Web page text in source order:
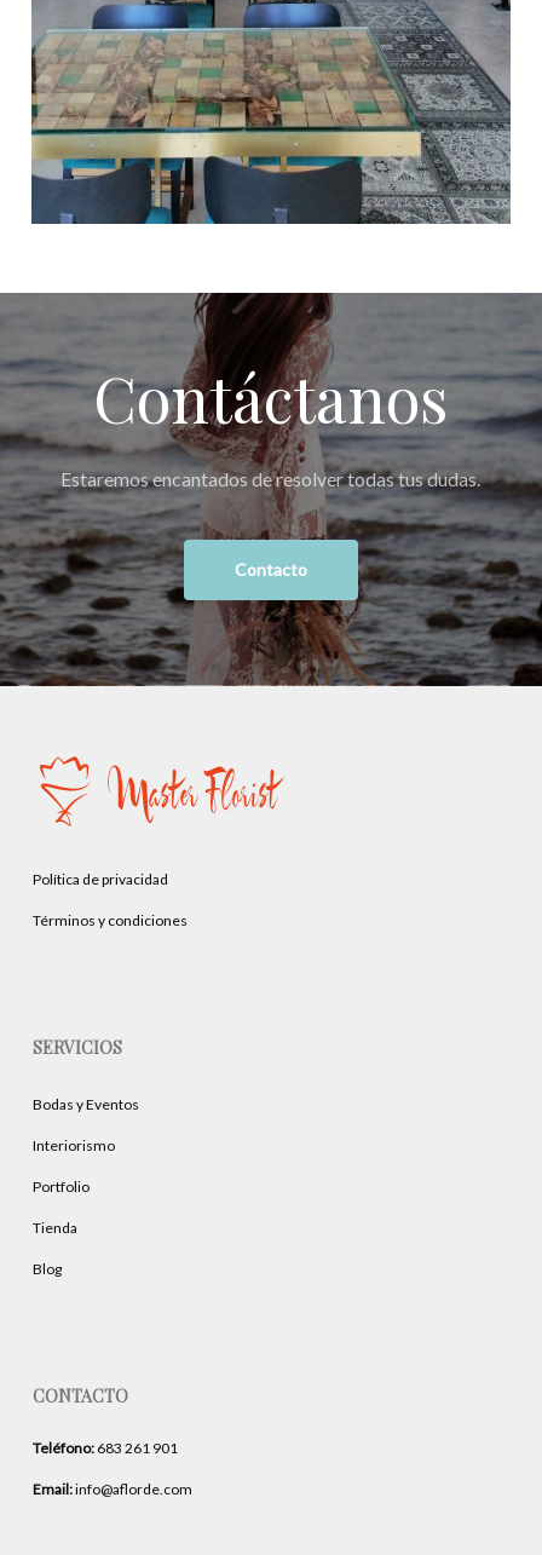
Contáctanos
Estaremos encantados de resolver todas tus dudas.
Contacto
Política de privacidad
Términos y condiciones
SERVICIOS
Bodas y Eventos
Interiorismo
Portfolio
Tienda
Blog
CONTACTO
Teléfono:683 261 901
Email:info@aflorde.com